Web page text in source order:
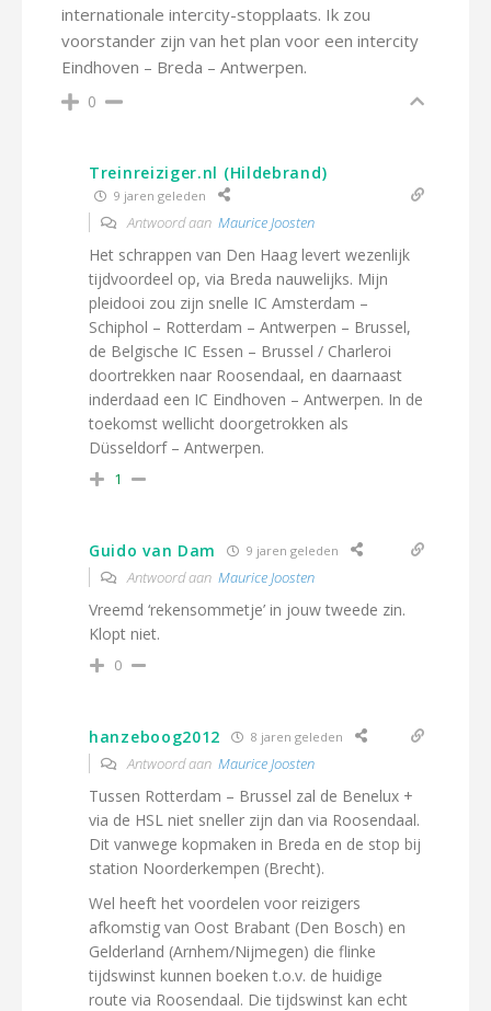
internationale intercity-stopplaats. Ik zou
voorstander zijn van het plan voor een intercity
Eindhoven – Breda – Antwerpen.
0
Treinreiziger.nl (Hildebrand)
9 jaren geleden
Antwoord aan Maurice Joosten
Het schrappen van Den Haag levert wezenlijk
tijdvoordeel op, via Breda nauwelijks. Mijn
pleidooi zou zijn snelle IC Amsterdam –
Schiphol – Rotterdam – Antwerpen – Brussel,
de Belgische IC Essen – Brussel / Charleroi
doortrekken naar Roosendaal, en daarnaast
inderdaad een IC Eindhoven – Antwerpen. In de
toekomst wellicht doorgetrokken als
Düsseldorf – Antwerpen.
1
Guido van Dam 9 jaren geleden
Antwoord aan Maurice Joosten
Vreemd ‘rekensommetje’ in jouw tweede zin.
Klopt niet.
0
hanzeboog2012 8 jaren geleden
Antwoord aan Maurice Joosten
Tussen Rotterdam – Brussel zal de Benelux +
via de HSL niet sneller zijn dan via Roosendaal.
Dit vanwege kopmaken in Breda en de stop bij
station Noorderkempen (Brecht).
Wel heeft het voordelen voor reizigers
afkomstig van Oost Brabant (Den Bosch) en
Gelderland (Arnhem/Nijmegen) die flinke
tijdswinst kunnen boeken t.o.v. de huidige
route via Roosendaal. Die tijdswinst kan echt